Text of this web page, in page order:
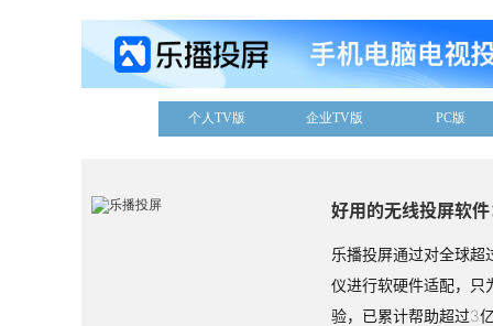
个人TV版 企业TV版 PC版
好用的无线投屏软
乐播投屏通过对全球超
仪进行软硬件适配，只
验，已累计帮助超过3